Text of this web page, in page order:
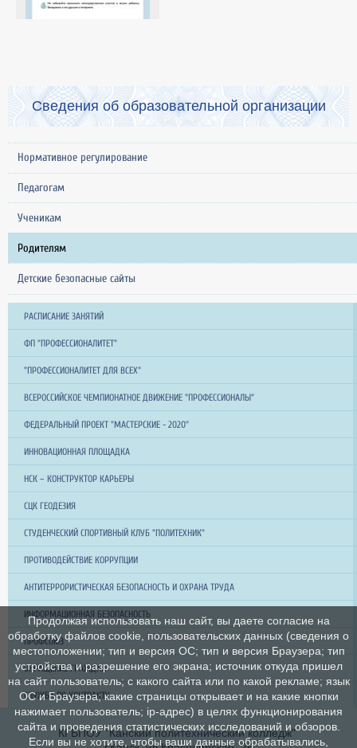
Сведения об образовательной организации
Нормативное регулирование
Педагогам
Ученикам
Родителям
Детские безопасные сайты
РАСПИСАНИЕ ЗАНЯТИЙ
ФП "ПРОФЕССИОНАЛИТЕТ"
"ПРОФЕССИОНАЛИТЕТ ДЛЯ ВСЕХ"
ВСЕРОССИЙСКОЕ ЧЕМПИОНАТНОЕ ДВИЖЕНИЕ "ПРОФЕССИОНАЛЫ"
ФЕДЕРАЛЬНЫЙ ПРОЕКТ "МАСТЕРСКИЕ - 2020"
ИННОВАЦИОННАЯ ПЛОЩАДКА
НСК – КОНСТРУКТОР КАРЬЕРЫ
СЦК ГЕОДЕЗИЯ
СТУДЕНЧЕСКИЙ СПОРТИВНЫЙ КЛУБ "ПОЛИТЕХНИК"
ПРОТИВОДЕЙСТВИЕ КОРРУПЦИИ
АНТИТЕРРОРИСТИЧЕСКАЯ БЕЗОПАСНОСТЬ И ОХРАНА ТРУДА
ИНФОРМАЦИОННАЯ БЕЗОПАСНОСТЬ
ПРОФСОЮЗ
ОБРАЩЕНИЕ ГРАЖДАН
СЛУЖБА ПО КОНТРАКТУ
КГБПОУ "Канский политехнический колледж"
Продолжая использовать наш сайт, вы даете согласие на
обработку файлов cookie, пользовательских данных (сведения о
местоположении; тип и версия ОС; тип и версия Браузера; тип
устройства и разрешение его экрана; источник откуда пришел
на сайт пользователь; с какого сайта или по какой рекламе; язык
ОС и Браузера; какие страницы открывает и на какие кнопки
нажимает пользователь; ip-адрес) в целях функционирования
сайта и проведения статистических исследований и обзоров.
Если вы не хотите, чтобы ваши данные обрабатывались,